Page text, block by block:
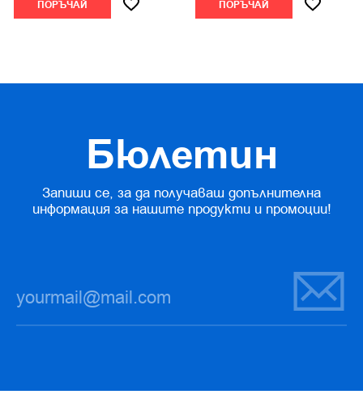
ПОРЪЧАЙ ПОРЪЧАЙ
Бюлетин
Запиши се, за да получаваш допълнителна
информация за нашите продукти и промоции!